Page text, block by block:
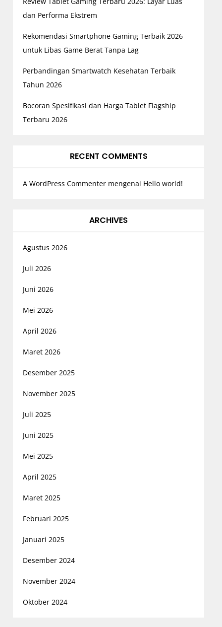
dan Performa Ekstrem
Rekomendasi Smartphone Gaming Terbaik 2026
untuk Libas Game Berat Tanpa Lag
Perbandingan Smartwatch Kesehatan Terbaik
Tahun 2026
Bocoran Spesifikasi dan Harga Tablet Flagship
Terbaru 2026
RECENT COMMENTS
A WordPress Commentermengenai Hello world!
ARCHIVES
Agustus 2026
Juli 2026
Juni 2026
Mei 2026
April 2026
Maret 2026
Desember 2025
November 2025
Juli 2025
Juni 2025
Mei 2025
April 2025
Maret 2025
Februari 2025
Januari 2025
Desember 2024
November 2024
Oktober 2024